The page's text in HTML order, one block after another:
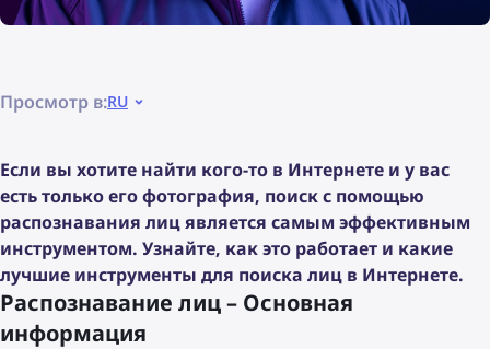
Просмотр в:RU
Если вы хотите найти кого-то в Интернете и у вас
есть только его фотография, поиск с помощью
распознавания лиц является самым эффективным
инструментом. Узнайте, как это работает и какие
лучшие инструменты для поиска лиц в Интернете.
Распознавание лиц – Основная
информация